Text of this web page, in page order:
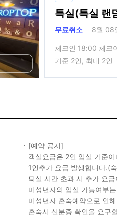
특실(특실 랜
무료취소 8월 08
체크인 18:00 체크
기준 2인, 최대 2인
[예약 공지]
객실요금은 2인 입실 기준
1인추가 요금 발생합니다.(
퇴실 시간 초과 시 추가 요
미성년자의 입실 가능여부
미성년자 혼숙예약으로 인
혼숙시 신분증 확인을 요구